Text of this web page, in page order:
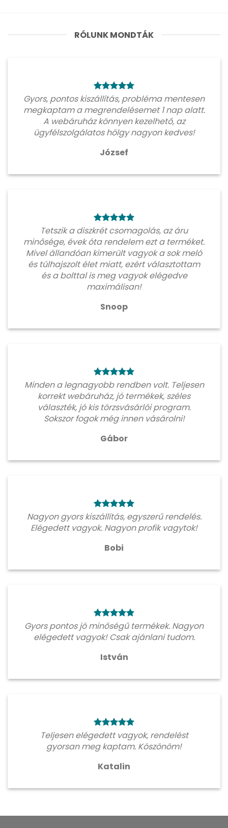
RÓLUNK MONDTÁK
Gyors, pontos kiszállítás, probléma mentesen
megkaptam a megrendelésemet 1 nap alatt.
A webáruház könnyen kezelhető, az
ügyfélszolgálatos hölgy nagyon kedves!
József
Tetszik a diszkrét csomagolás, az áru
minősége, évek óta rendelem ezt a terméket.
Mivel állandóan kimerült vagyok a sok meló
és túlhajszolt élet miatt, ezért választottam
és a bolttal is meg vagyok elégedve
maximálisan!
Snoop
Minden a legnagyobb rendben volt. Teljesen
korrekt webáruház, jó termékek, széles
választék, jó kis törzsvásárlói program.
Sokszor fogok még innen vásárolni!
Gábor
Nagyon gyors kiszállítás, egyszerű rendelés.
Elégedett vagyok. Nagyon profik vagytok!
Bobi
Gyors pontos jó minőségű termékek. Nagyon
elégedett vagyok! Csak ajánlani tudom.
István
Teljesen elégedett vagyok, rendelést
gyorsan meg kaptam. Köszönöm!
Katalin